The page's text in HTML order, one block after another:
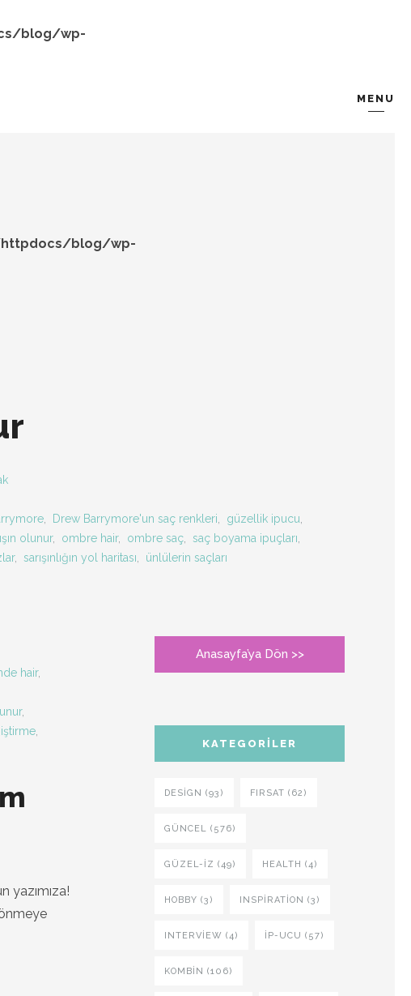
blog/wp-
MENU
blog/wp-
, Drew Barrymore'un saç renkleri güzellik ipucu
olunur, ombre hair, ombre saç saç boyama ipuçları
, sarışınlığın yol haritası ünlülerin saçları
hair,
,
yazımıza!
Anasayfa’ya Dön >>
KATEGORILER
DESIGN (93) FIRSAT (62)
GÜNCEL (576)
GÜZEL-IZ (49) HEALTH (4)
HOBBY (3) INSPIRATION (3)
INTERVIEW (4) İP-UCU (57)
KOMBIN (106)